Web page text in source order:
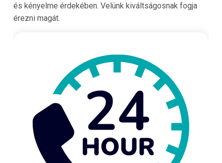
és kényelme érdekében. Velünk kiváltságosnak fogja
érezni magát.